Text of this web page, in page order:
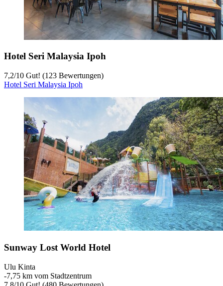
Hotel Seri Malaysia Ipoh
7,2/10 Gut! (123 Bewertungen)
Hotel Seri Malaysia Ipoh
Sunway Lost World Hotel
Ulu Kinta
‐7,75 km vom Stadtzentrum